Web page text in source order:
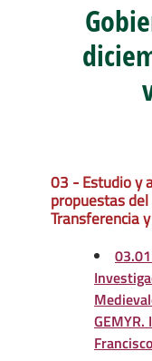
03 - Estudio y
propuestas
Transferencia